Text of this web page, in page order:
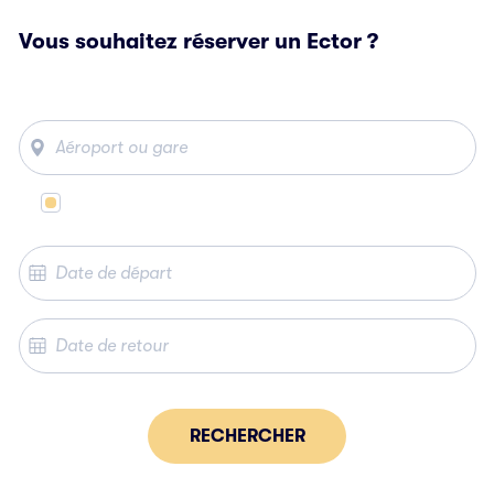
Vous souhaitez réserver un Ector ?
RECHERCHER